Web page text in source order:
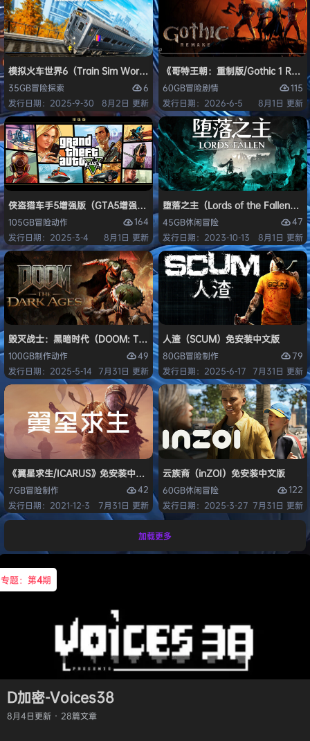
模拟火车世界6（Train Sim World 6）免安装中文版
35GB冒险探索
6
发行日期：2025-9-30
8月2日 更新
《哥特王朝：重制版/Gothic 1
60GB冒险剧情
115
发行日期：2026-6-5
8月1日 更新
侠盗猎车手5增强版（GTA5增强版（Grand Theft Auto V Enhanced）免
105GB冒险动作
164
发行日期：2025-3-4
8月1日 更新
堕落之主（Lords of the Fallen）免
45GB休闲冒险
47
发行日期：2023-10-13
8月1日 更新
毁灭战士：黑暗时代（DOOM: The Dark Ages）免安装中文版
100GB制作动作
49
发行日期：2025-5-14
7月31日 更新
人渣（SCUM）免安装中文版
80GB冒险制作
79
发行日期：2025-6-17
7月31日 更新
《翼星求生/ICARUS》免安装中文版
7GB冒险制作
42
发行日期：2021-12-3
7月31日 更新
云族裔（inZOI）免安装中文版
60GB休闲冒险
122
发行日期：2025-3-27 7月31日 更新
加载更多
专题：第4期
D加密-Voices38
8月4日更新 · 28篇文章